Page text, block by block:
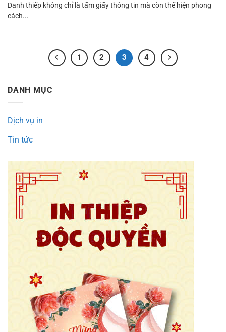
DANH MỤC
Dịch vụ in
Tin tức
Danh thiếp không chỉ là tấm giấy thông tin mà còn thể hiện phong
cách...
1 2 3 4